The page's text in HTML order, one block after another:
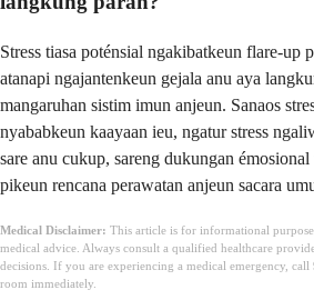
Stress tiasa poténsial ngakibatkeun flare-up
atanapi ngajantenkeun gejala anu aya
mangaruhan sistim imun anjeun. Sanaos
nyababkeun kaayaan ieu, ngatur stress
sare anu cukup, sareng dukungan
pikeun rencana perawatan anjeun sacara
Medical Disclaimer: This article is for informational
medical advice. Always consult a qualified healthcare
decisions. If you are experiencing a medical emergency, call
room immediately.